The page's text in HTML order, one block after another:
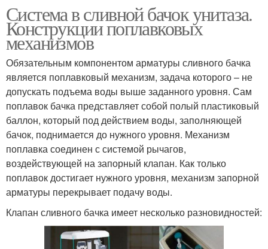
Система в сливной бачок унитаза.
Конструкции поплавковых
механизмов
Обязательным компонентом арматуры сливного бачка
является поплавковый механизм, задача которого – не
допускать подъема воды выше заданного уровня. Сам
поплавок бачка представляет собой полый пластиковый
баллон, который под действием воды, заполняющей
бачок, поднимается до нужного уровня. Механизм
поплавка соединен с системой рычагов,
воздействующей на запорный клапан. Как только
поплавок достигает нужного уровня, механизм запорной
арматуры перекрывает подачу воды.
Клапан сливного бачка имеет несколько разновидностей: